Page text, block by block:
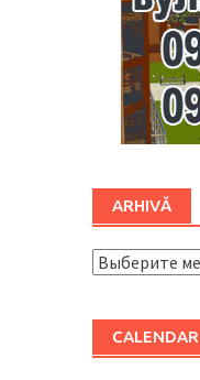
ARHIVĂ
ARHIVĂ
CALENDAR